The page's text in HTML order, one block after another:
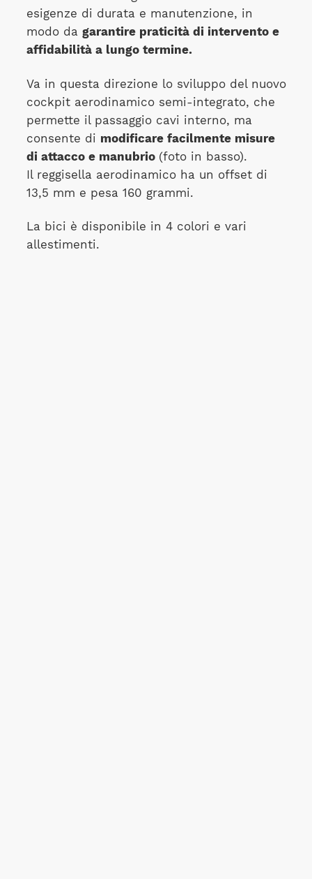
esigenze di durata e manutenzione, in
modo da garantire praticità di intervento e
affidabilità a lungo termine.
Va in questa direzione lo sviluppo del nuovo
cockpit aerodinamico semi-integrato, che
permette il passaggio cavi interno, ma
consente di modificare facilmente misure
di attacco e manubrio (foto in basso).
Il reggisella aerodinamico ha un offset di
13,5 mm e pesa 160 grammi.
La bici è disponibile in 4 colori e vari
allestimenti.